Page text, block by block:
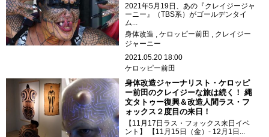
2021年5月19日、あの『クレイジージャ
ーニー』（TBS系）がゴールデンタイ
ム...
身体改造
ケロッピー前田
クレイジー
ジャーニー
2021.05.20 18:00
ケロッピー前田
身体改造ジャーナリスト・ケロッピ
ー前田のクレイジーな旅は続く！ 縄
文タトゥー復興＆改造人間ラス・フ
ォックス２度目の来日！
【11月17日ラス・フォックス来日イベ
ント】 【11月15日（金）- 12月1日...